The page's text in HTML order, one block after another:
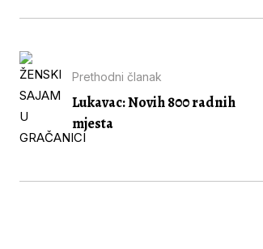
Prethodni članak
Lukavac: Novih 800 radnih
mjesta